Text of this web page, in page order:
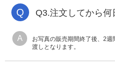
Q Q3.注文してから何
A
お写真の販売期間終了後、2
渡しとなります。